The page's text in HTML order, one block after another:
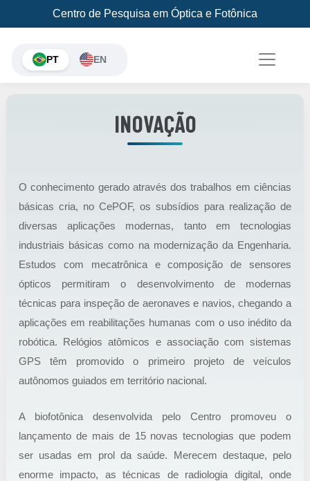
Centro de Pesquisa em Óptica e Fotônica
PT EN
INOVAÇÃO
O conhecimento gerado através dos trabalhos em ciências
básicas cria, no CePOF, os subsídios para realização de
diversas aplicações modernas, tanto em tecnologias
industriais básicas como na modernização da Engenharia.
Estudos com mecatrônica e composição de sensores
ópticos permitiram o desenvolvimento de modernas
técnicas para inspeção de aeronaves e navios, chegando a
aplicações em reabilitações humanas com o uso inédito da
robótica. Relógios atômicos e associação com sistemas
GPS têm promovido o primeiro projeto de veículos
autônomos guiados em território nacional.
A biofotônica desenvolvida pelo Centro promoveu o
lançamento de mais de 15 novas tecnologias que podem
ser usadas em prol da saúde. Merecem destaque, pelo
enorme impacto, as técnicas de radiologia digital, onde